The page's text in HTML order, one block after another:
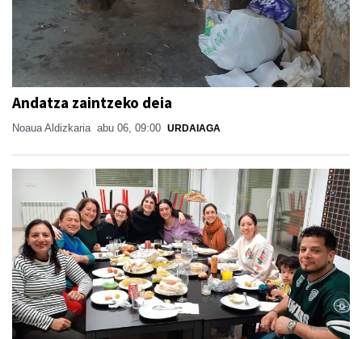
Andatza zaintzeko deia
Noaua Aldizkaria abu 06, 09:00 URDAIAGA